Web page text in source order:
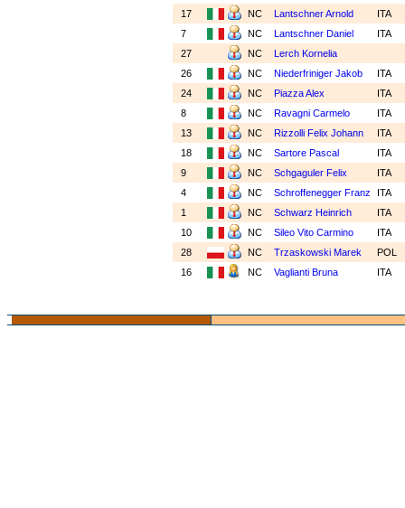
17
NC Lantschner Arnold
ITA
7
NC Lantschner Daniel
ITA
27
NC
Lerch Kornelia
26
NC Niederfriniger Jakob
ITA
24
NC Piazza Alex
ITA
8
NC Ravagni Carmelo
ITA
13
NC Rizzolli Felix Johann
ITA
18
NC Sartore Pascal
ITA
9
NC Schgaguler Felix
ITA
4
NC Schroffenegger Franz
ITA
1
NC Schwarz Heinrich
ITA
10
NC Sileo Vito Carmino
ITA
28
NC Trzaskowski Marek
POL
16
NC Vaglianti Bruna ITA